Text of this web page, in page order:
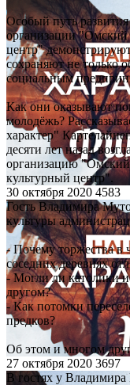
Особый путь
организации "Омский
центр"
сохраняют не только
социальным
Как они оказывают
молодёжь?
характер"
десяти лет назад
организацию
культурный центр".
30 октября 2020 4583
Гость Владимира
культуры
- Почему торжества в
соседних деревнях
- Могли ли католики и
другом?
- Как потомки
предков?
Об этом и многом
27 октября 2020 3697
В гостях у